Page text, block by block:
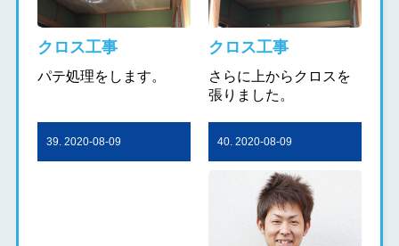
クロス工事
パテ処理をします。
クロス工事
さらに上からクロスを
張りました。
39. 2020-08-09 40. 2020-08-09